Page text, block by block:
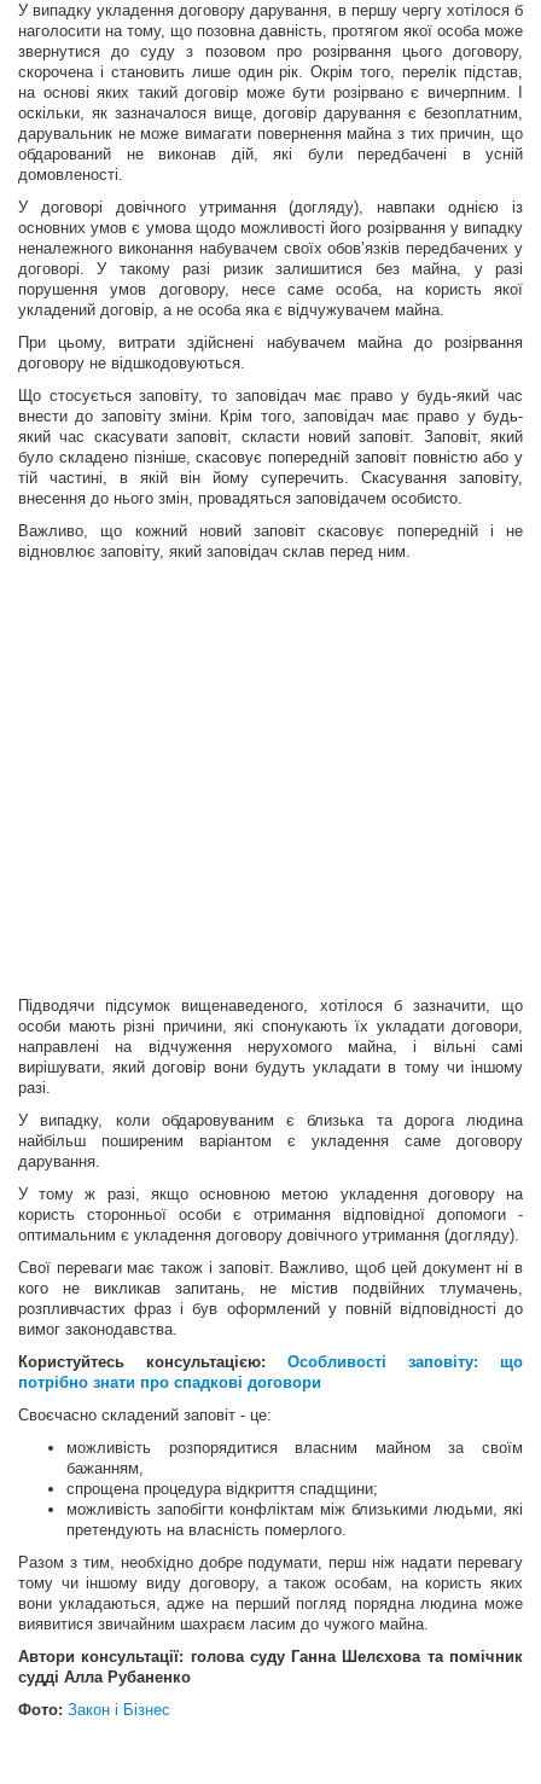
У випадку укладення договору дарування, в першу чергу хотілося б
наголосити на тому, що позовна давність, протягом якої особа може
звернутися до суду з позовом про розірвання цього договору,
скорочена і становить лише один рік. Окрім того, перелік підстав,
на основі яких такий договір може бути розірвано є вичерпним. І
оскільки, як зазначалося вище, договір дарування є безоплатним,
дарувальник не може вимагати повернення майна з тих причин, що
обдарований не виконав дій, які були передбачені в усній
домовленості.
У договорі довічного утримання (догляду), навпаки однією із
основних умов є умова щодо можливості його розірвання у випадку
неналежного виконання набувачем своїх обов’язків передбачених у
договорі. У такому разі ризик залишитися без майна, у разі
порушення умов договору, несе саме особа, на користь якої
укладений договір, а не особа яка є відчужувачем майна.
При цьому, витрати здійснені набувачем майна до розірвання
договору не відшкодовуються.
Що стосується заповіту, то заповідач має право у будь-який час
внести до заповіту зміни. Крім того, заповідач має право у будь-
який час скасувати заповіт, скласти новий заповіт. Заповіт, який
було складено пізніше, скасовує попередній заповіт повністю або у
тій частині, в якій він йому суперечить. Скасування заповіту,
внесення до нього змін, провадяться заповідачем особисто.
Важливо, що кожний новий заповіт скасовує попередній і не
відновлює заповіту, який заповідач склав перед ним.
Підводячи підсумок вищенаведеного, хотілося б зазначити, що
особи мають різні причини, які спонукають їх укладати договори,
направлені на відчуження нерухомого майна, і вільні самі
вирішувати, який договір вони будуть укладати в тому чи іншому
разі.
У випадку, коли обдаровуваним є близька та дорога людина
найбільш поширеним варіантом є укладення саме договору
дарування.
У тому ж разі, якщо основною метою укладення договору на
користь сторонньої особи є отримання відповідної допомоги -
оптимальним є укладення договору довічного утримання (догляду).
Свої переваги має також і заповіт. Важливо, щоб цей документ ні в
кого не викликав запитань, не містив подвійних тлумачень,
розпливчастих фраз і був оформлений у повній відповідності до
вимог законодавства.
Користуйтесь консультацією: Особливості заповіту: що
потрібно знати про спадкові договори
Своєчасно складений заповіт - це:
можливість розпорядитися власним майном за своїм
бажанням,
спрощена процедура відкриття спадщини;
можливість запобігти конфліктам між близькими людьми, які
претендують на власність померлого.
Разом з тим, необхідно добре подумати, перш ніж надати перевагу
тому чи іншому виду договору, а також особам, на користь яких
вони укладаються, адже на перший погляд порядна людина може
виявитися звичайним шахраєм ласим до чужого майна.
Автори консультації: голова суду Ганна Шелєхова та помічник
судді Алла Рубаненко
Фото: Закон і Бізнес